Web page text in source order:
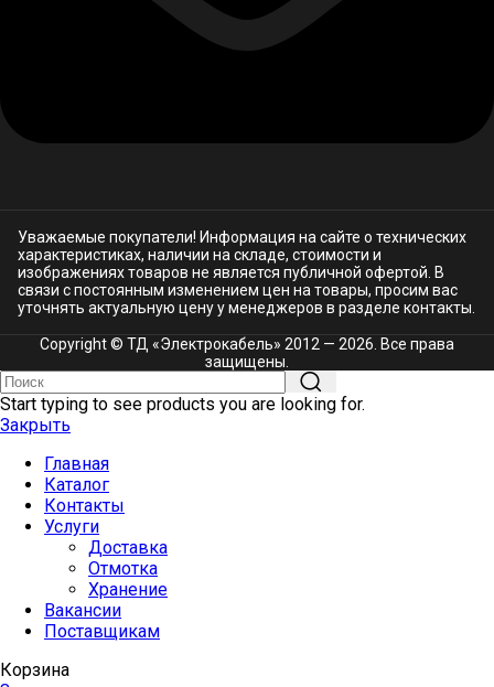
Уважаемые покупатели! Информация на сайте о технических
характеристиках, наличии на складе, стоимости и
изображениях товаров не является публичной офертой. В
связи с постоянным изменением цен на товары, просим вас
уточнять актуальную цену у менеджеров в разделе контакты.
Copyright © ТД «Электрокабель»​ 2012 — 2026. Все права
защищены.
Start typing to see products you are looking for.
Закрыть
Главная
Каталог
Контакты
Услуги
Доставка
Отмотка
Хранение
Вакансии
Поставщикам
Корзина